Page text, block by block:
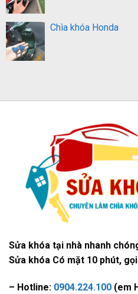
Chìa khóa Honda
Sửa khóa tại nhà nhanh
Sửa khóa Có mặt 10 phút,
– Hotline: 0904.224.100 (em